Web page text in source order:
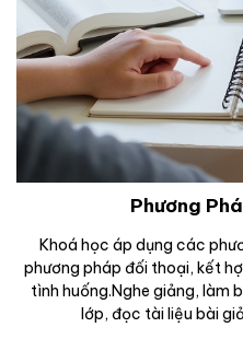
Phương
Khoá học áp dụng các
phương pháp đối thoại, kết
tình huống.Nghe giảng, làm
lớp, đọc tài liệu bài